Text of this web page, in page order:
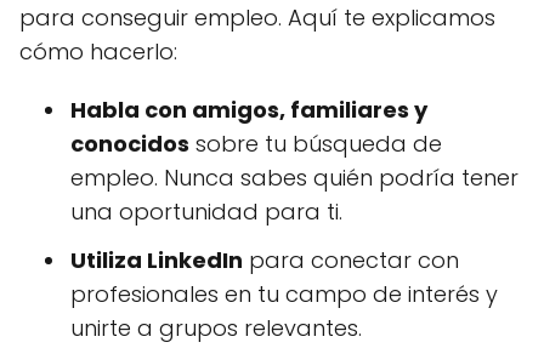
para conseguir empleo. Aquí te explicamos
cómo hacerlo:
Habla con amigos, familiares y
conocidos sobre tu búsqueda de
empleo. Nunca sabes quién podría tener
una oportunidad para ti.
Utiliza LinkedIn para conectar con
profesionales en tu campo de interés y
unirte a grupos relevantes.